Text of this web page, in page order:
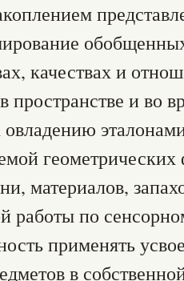
качествах и
пространстве и во
овладению
геометрических
материалов,
работы по
применять
в